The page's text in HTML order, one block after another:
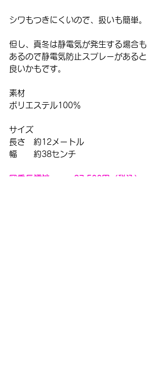
シワもつきにくいので、扱いも簡単。
但し、真冬は静電気が発生する場合も
あるので静電気防止スプレーがあると
良いかもです。
素材
ポリエステル100％
サイズ
長さ　約12メートル
幅　　約38センチ
岡重長襦袢。。。27,500円（税込）